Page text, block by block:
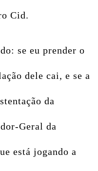
Cid.
se eu prender o
dele cai, e se a
da
Geral da
está jogando a